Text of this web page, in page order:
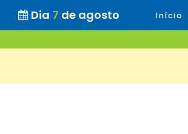
Dia 7 de agosto Início